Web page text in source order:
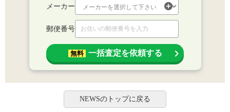
メーカー
郵便番号
無料 一括査定を依頼する
NEWSのトップに戻る